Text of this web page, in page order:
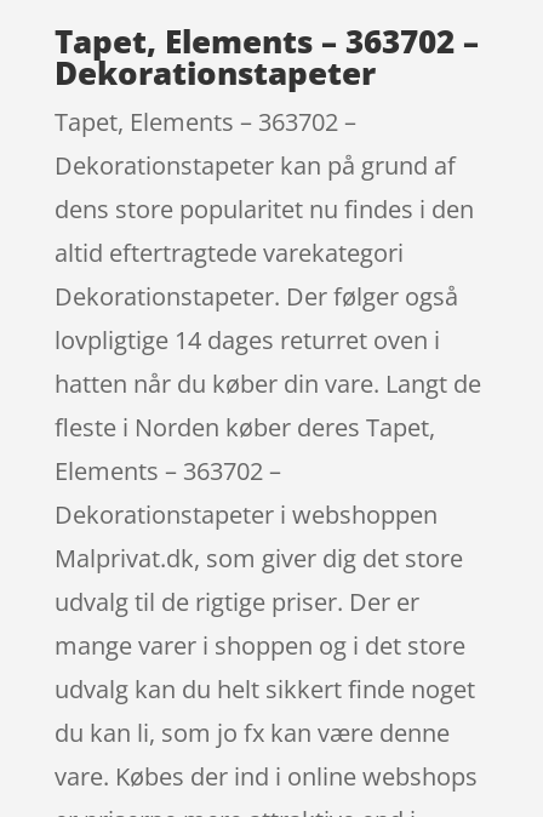
Tapet, Elements – 363702 –
Dekorationstapeter
Tapet, Elements – 363702 –
Dekorationstapeter kan på grund af
dens store popularitet nu findes i den
altid eftertragtede varekategori
Dekorationstapeter. Der følger også
lovpligtige 14 dages returret oven i
hatten når du køber din vare. Langt de
fleste i Norden køber deres Tapet,
Elements – 363702 –
Dekorationstapeter i webshoppen
Malprivat.dk, som giver dig det store
udvalg til de rigtige priser. Der er
mange varer i shoppen og i det store
udvalg kan du helt sikkert finde noget
du kan li, som jo fx kan være denne
vare. Købes der ind i online webshops